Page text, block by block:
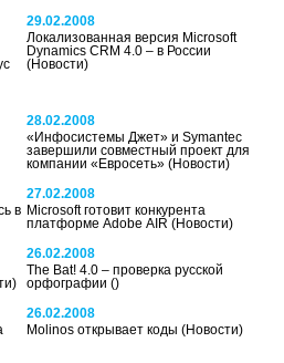
29.02.2008
Локализованная версия Microsoft
Dynamics CRM 4.0 – в России
(Новости)
28.02.2008
«Инфосистемы Джет» и Symantec
завершили совместный проект для
компании «Евросеть»(Новости)
в
27.02.2008
Microsoft готовит конкурента
платформе Adobe AIR(Новости)
26.02.2008
The Bat! 4.0 – проверка русской
орфографии()
26.02.2008
Molinos открывает коды(Новости)